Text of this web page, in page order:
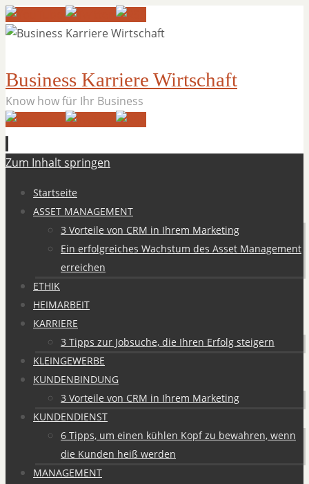
Business Karriere Wirtschaft
Know how für Ihr Business
Zum Inhalt springen
Startseite
ASSET MANAGEMENT
3 Vorteile von CRM in Ihrem Marketing
Ein erfolgreiches Wachstum des Asset Management
erreichen
ETHIK
HEIMARBEIT
KARRIERE
3 Tipps zur Jobsuche, die Ihren Erfolg steigern
KLEINGEWERBE
KUNDENBINDUNG
3 Vorteile von CRM in Ihrem Marketing
KUNDENDIENST
6 Tipps, um einen kühlen Kopf zu bewahren, wenn
die Kunden heiß werden
MANAGEMENT